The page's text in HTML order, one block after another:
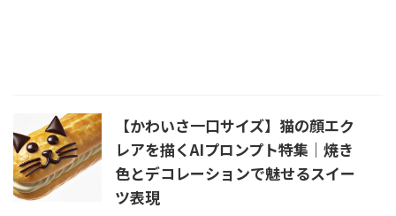
【かわいさ一口サイズ】猫の顔エク
レアを描くAIプロンプト特集｜焼き
色とデコレーションで魅せるスイー
ツ表現